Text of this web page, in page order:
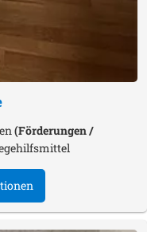
(Förderungen /